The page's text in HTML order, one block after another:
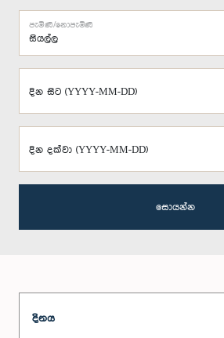
පැමිණි/නොපැමිණි
දින සිට (YYYY-MM-DD)
දින දක්වා (YYYY-MM-DD)
සොයන්න
දිනය